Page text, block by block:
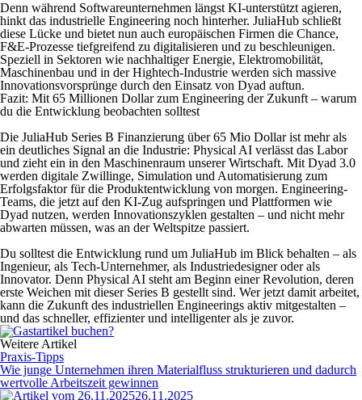
Denn während Softwareunternehmen längst KI-unterstützt agieren,
hinkt das industrielle Engineering noch hinterher. JuliaHub schließt
diese Lücke und bietet nun auch europäischen Firmen die Chance,
F&E-Prozesse tiefgreifend zu digitalisieren und zu beschleunigen.
Speziell in Sektoren wie nachhaltiger Energie, Elektromobilität,
Maschinenbau und in der Hightech-Industrie werden sich massive
Innovationsvorsprünge durch den Einsatz von Dyad auftun.
Fazit: Mit 65 Millionen Dollar zum Engineering der Zukunft – warum
du die Entwicklung beobachten solltest
Die JuliaHub Series B Finanzierung über 65 Mio Dollar ist mehr als
ein deutliches Signal an die Industrie: Physical AI verlässt das Labor
und zieht ein in den Maschinenraum unserer Wirtschaft. Mit Dyad 3.0
werden digitale Zwillinge, Simulation und Automatisierung zum
Erfolgsfaktor für die Produktentwicklung von morgen. Engineering-
Teams, die jetzt auf den KI-Zug aufspringen und Plattformen wie
Dyad nutzen, werden Innovationszyklen gestalten – und nicht mehr
abwarten müssen, was an der Weltspitze passiert.
Du solltest die Entwicklung rund um JuliaHub im Blick behalten – als
Ingenieur, als Tech-Unternehmer, als Industriedesigner oder als
Innovator. Denn Physical AI steht am Beginn einer Revolution, deren
erste Weichen mit dieser Series B gestellt sind. Wer jetzt damit arbeitet,
kann die Zukunft des industriellen Engineerings aktiv mitgestalten –
und das schneller, effizienter und intelligenter als je zuvor.
Weitere Artikel
Praxis-Tipps
Wie junge Unternehmen ihren Materialfluss strukturieren und dadurch
wertvolle Arbeitszeit gewinnen
26.11.2025